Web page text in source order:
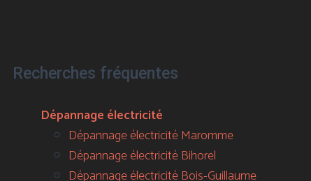
Recherches fréquentes
Dépannage électricité
Dépannage électricité Maromme
Dépannage électricité Bihorel
Dépannage électricité Bois-Guillaume